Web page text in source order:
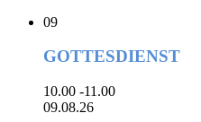
09
GOTTESDIENST
10.00 -11.00
09.08.26